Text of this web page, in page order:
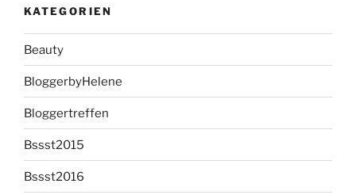
KATEGORIEN
Beauty
BloggerbyHelene
Bloggertreffen
Bssst2015
Bssst2016